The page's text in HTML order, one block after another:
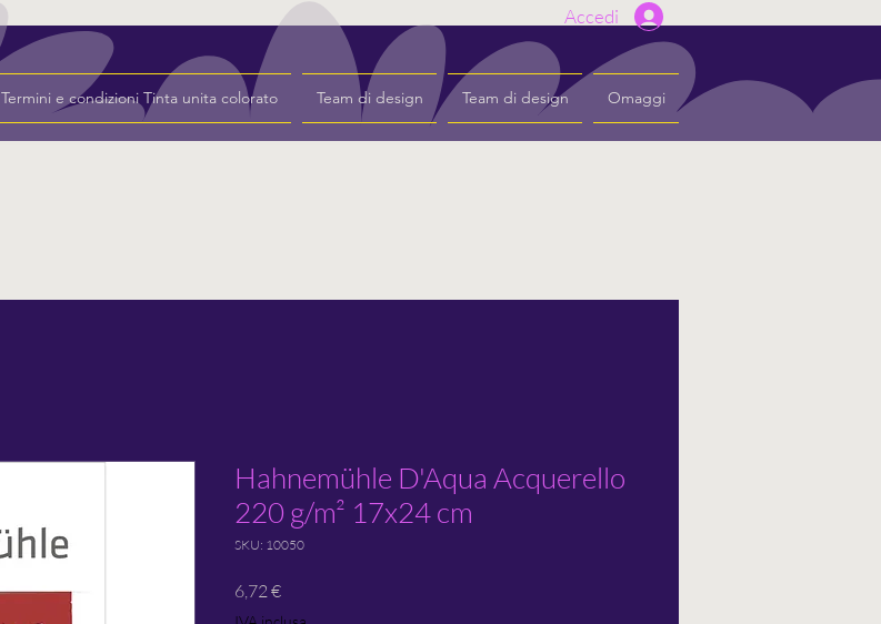
Termini e condizioni Tinta unita colorato Team di design Team di design Omaggi
Accedi
Hahnemühle D'Aqua Acquerello
220 g/m² 17x24 cm
SKU: 10050
6,72 €Prezzo